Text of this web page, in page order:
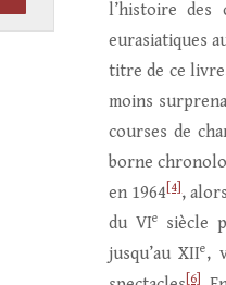
l’histoire des
eurasiatiques
titre de ce
moins
courses de
borne
en 1964 [4] ,
du VIe siècle
jusqu’au XIIe,
[6]